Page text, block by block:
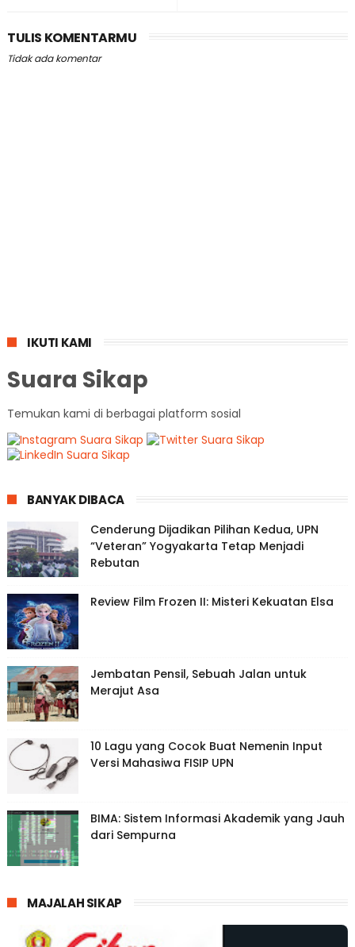
TULIS KOMENTARMU
Tidak ada komentar
IKUTI KAMI
Suara Sikap
Temukan kami di berbagai platform sosial
BANYAK DIBACA
Cenderung Dijadikan Pilihan Kedua, UPN
“Veteran” Yogyakarta Tetap Menjadi
Rebutan
Review Film Frozen II: Misteri Kekuatan Elsa
Jembatan Pensil, Sebuah Jalan untuk
Merajut Asa
10 Lagu yang Cocok Buat Nemenin Input
Versi Mahasiwa FISIP UPN
BIMA: Sistem Informasi Akademik yang Jauh
dari Sempurna
MAJALAH SIKAP